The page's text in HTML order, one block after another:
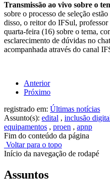
Transmissão ao vivo sobre o
sobre o processo de seleção
disso, o reitor do IFSul,
quarta-feira (16) sobre o tema,
esclarecimento de dúvidas no
acompanhada através do canal
Anterior
Próximo
registrado em: Últimas notícias
Assunto(s): edital , inclusão
equipamentos , proen , apnp
Fim do conteúdo da página
Voltar para o topo
Início da navegação de rodapé
Assuntos